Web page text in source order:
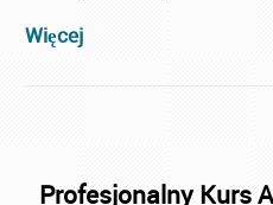
Więcej
Profesjonalny Kurs